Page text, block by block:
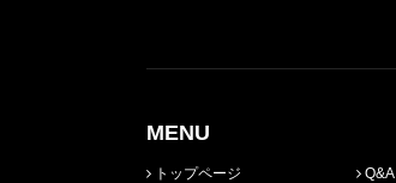
MENU
トップページ Q&A